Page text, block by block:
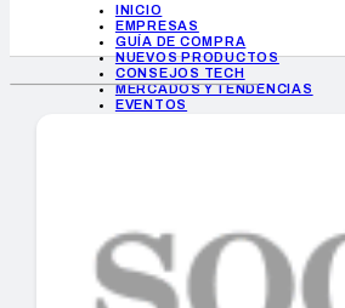
INICIO
EMPRESAS
GUÍA DE COMPRA
NUEVOS PRODUCTOS
CONSEJOS TECH
MERCADOS Y TENDENCIAS
EVENTOS
INICIO